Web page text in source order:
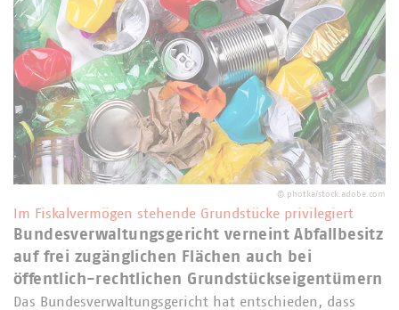
© photka/stock.adobe.com
Im Fiskalvermögen stehende Grundstücke privilegiert
Bundesverwaltungsgericht verneint Abfallbesitz
auf frei zugänglichen Flächen auch bei
öffentlich-rechtlichen Grundstückseigentümern
Das Bundesverwaltungsgericht hat entschieden, dass